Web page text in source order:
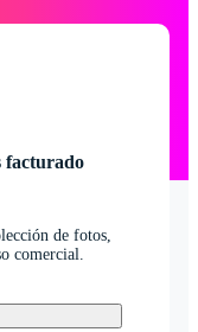
facturado
de fotos,
comercial.